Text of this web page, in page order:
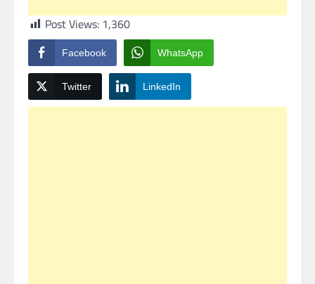
Post Views: 1,360
Facebook WhatsApp
Twitter LinkedIn